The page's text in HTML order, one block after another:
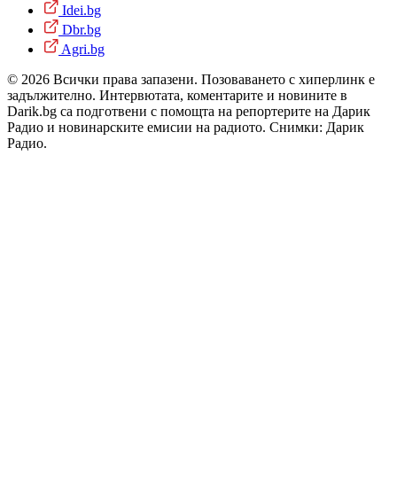
Idei.bg
Dbr.bg
Agri.bg
© 2026 Всички права запазени. Позоваването с хиперлинк е
задължително. Интервютата, коментарите и новините в
Darik.bg са подготвени с помощта на репортерите на Дарик
Радио и новинарските емисии на радиото. Снимки: Дарик
Радио.